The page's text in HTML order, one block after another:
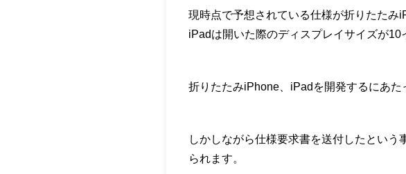
現時点で予想されている仕様が折りたたみ
iPadは開いた際のディスプレイサイズが10
折りたたみiPhone、iPadを開発するにあた
しかしながら仕様要求書を送付したという
られます。